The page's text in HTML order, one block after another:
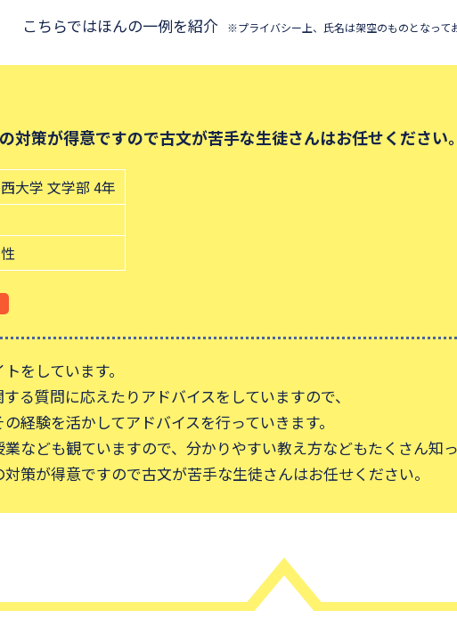
こちらではほんの一例を紹介 ※プライバシー上、氏名は架空のものとなって
で悩んでいる生徒さんには的確なアドバイスを行えます。
大学 環境都市工学部 1年
には通わず、自力でテキスト選びや勉強をしてきました。
分で探すか、自分をよく知る人にアドバイスをしてもらうのが一
悩んでいる生徒さんには的確なアドバイスを行えます。